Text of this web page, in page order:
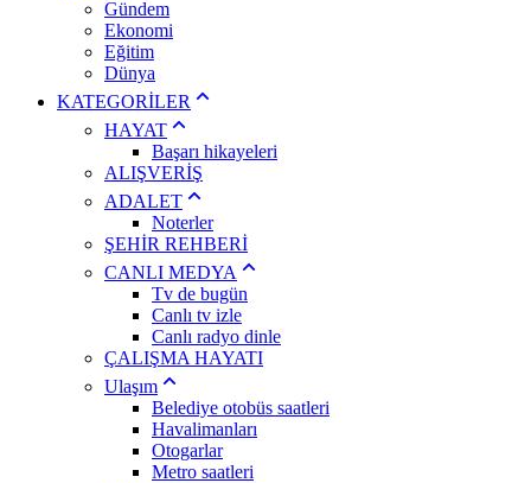
Gündem
Ekonomi
Eğitim
Dünya
KATEGORİLER
HAYAT
Başarı hikayeleri
ALIŞVERİŞ
ADALET
Noterler
ŞEHİR REHBERİ
CANLI MEDYA
Tv de bugün
Canlı tv izle
Canlı radyo dinle
ÇALIŞMA HAYATI
Ulaşım
Belediye otobüs saatleri
Havalimanları
Otogarlar
Metro saatleri